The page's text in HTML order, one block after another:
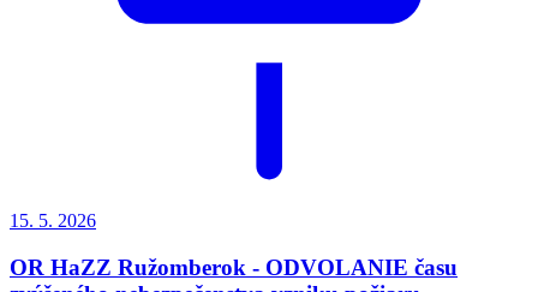
15. 5. 2026
OR HaZZ Ružomberok - ODVOLANIE času